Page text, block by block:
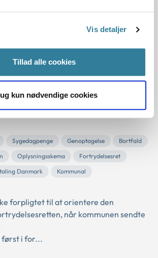
Vis detaljer
Tillad alle cookies
kun nødvendige cookies
§ 11 b skal en sygemeldt borger
egen læge udarbejder en
for den første opfølgn...
principafgørelse 127-
Sygedagpenge Genoptagelse
Bortfald
Oplysningsskema
Fortrydelsesret
Danmark Kommunal
forpligtet til at orientere den
når kommunen sendte
først i for...